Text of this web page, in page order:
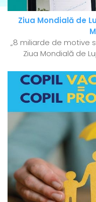
Ziua Mondială de
„8 miliarde de motive
Ziua Mondială de